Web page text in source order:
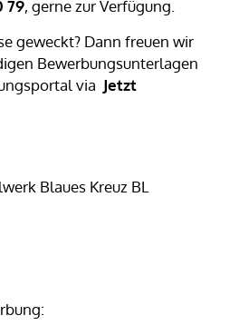
79, gerne zur Verfügung.
geweckt? Dann freuen wir
Bewerbungsunterlagen
via Jetzt
Blaues Kreuz BL